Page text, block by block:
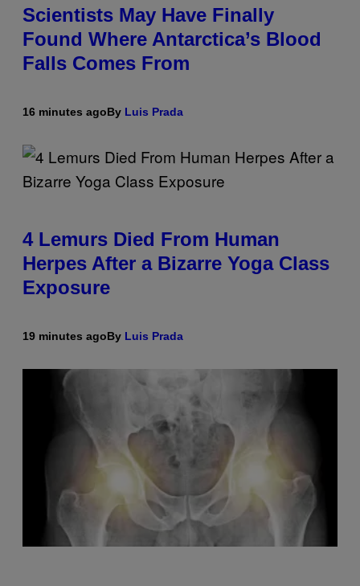
Scientists May Have Finally
Found Where Antarctica’s Blood
Falls Comes From
16 minutes agoBy Luis Prada
4 Lemurs Died From Human
Herpes After a Bizarre Yoga Class
Exposure
19 minutes agoBy Luis Prada